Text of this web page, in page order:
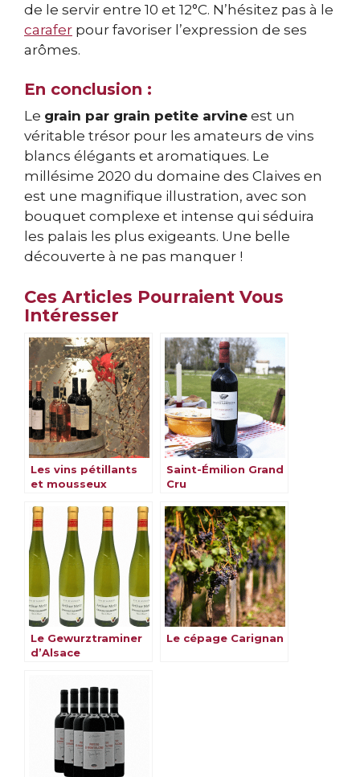
de le servir entre 10 et 12°C. N’hésitez pas à le
carafer pour favoriser l’expression de ses
arômes.
En conclusion :
Le grain par grain petite arvine est un
véritable trésor pour les amateurs de vins
blancs élégants et aromatiques. Le
millésime 2020 du domaine des Claives en
est une magnifique illustration, avec son
bouquet complexe et intense qui séduira
les palais les plus exigeants. Une belle
découverte à ne pas manquer !
Ces Articles Pourraient Vous
Intéresser
Les vins pétillants
et mousseux
Saint-Émilion Grand
Cru
Le Gewurztraminer
d’Alsace
Le cépage Carignan